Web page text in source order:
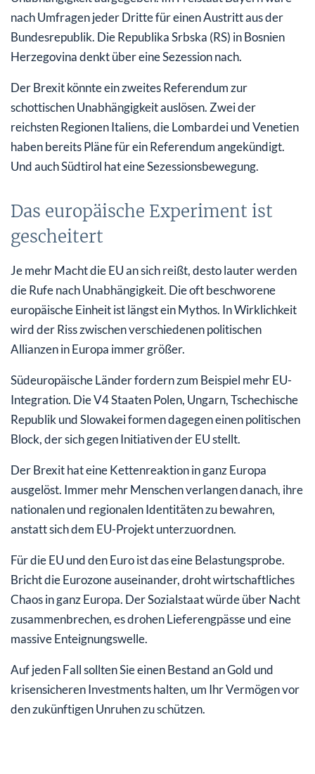
nach Umfragen jeder Dritte für einen Austritt aus der
Bundesrepublik. Die Republika Srbska (RS) in Bosnien
Herzegovina denkt über eine Sezession nach.
Der Brexit könnte ein zweites Referendum zur
schottischen Unabhängigkeit auslösen. Zwei der
reichsten Regionen Italiens, die Lombardei und Venetien
haben bereits Pläne für ein Referendum angekündigt.
Und auch Südtirol hat eine Sezessionsbewegung.
Das europäische Experiment ist
gescheitert
Je mehr Macht die EU an sich reißt, desto lauter werden
die Rufe nach Unabhängigkeit. Die oft beschworene
europäische Einheit ist längst ein Mythos. In Wirklichkeit
wird der Riss zwischen verschiedenen politischen
Allianzen in Europa immer größer.
Südeuropäische Länder fordern zum Beispiel mehr EU-
Integration. Die V4 Staaten Polen, Ungarn, Tschechische
Republik und Slowakei formen dagegen einen politischen
Block, der sich gegen Initiativen der EU stellt.
Der Brexit hat eine Kettenreaktion in ganz Europa
ausgelöst. Immer mehr Menschen verlangen danach, ihre
nationalen und regionalen Identitäten zu bewahren,
anstatt sich dem EU-Projekt unterzuordnen.
Für die EU und den Euro ist das eine Belastungsprobe.
Bricht die Eurozone auseinander, droht wirtschaftliches
Chaos in ganz Europa. Der Sozialstaat würde über Nacht
zusammenbrechen, es drohen Lieferengpässe und eine
massive Enteignungswelle.
Auf jeden Fall sollten Sie einen Bestand an Gold und
krisensicheren Investments halten, um Ihr Vermögen vor
den zukünftigen Unruhen zu schützen.